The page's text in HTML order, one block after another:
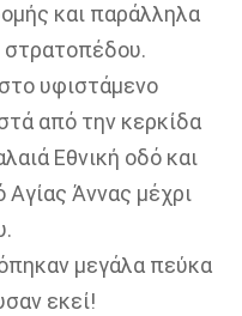
και παράλληλα
στρατοπέδου.
υφιστάμενο
από την κερκίδα
Εθνική οδό και
Αγίας Άννας μέχρι
μεγάλα πεύκα
εκεί!